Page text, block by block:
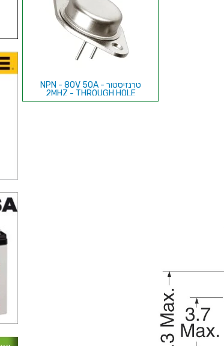
טרנזיסטור NPN - 80V 50A -
2MHZ - THROUGH HOLE